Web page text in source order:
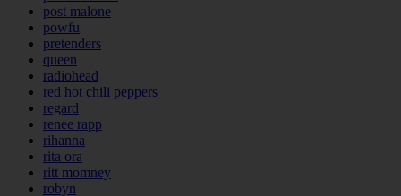
post malone
powfu
pretenders
queen
radiohead
red hot chili peppers
regard
renee rapp
rihanna
rita ora
ritt momney
robyn